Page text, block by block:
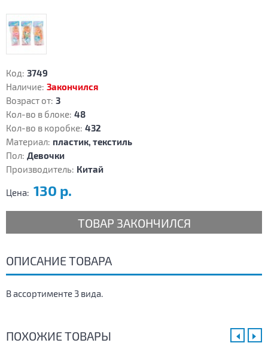
Код: 3749
Наличие: Закончился
Возраст от: 3
Кол-во в блоке: 48
Кол-во в коробке: 432
Материал: пластик, текстиль
Пол: Девочки
Производитель: Китай
Цена: 130 р.
ТОВАР ЗАКОНЧИЛСЯ
ОПИСАНИЕ ТОВАРА
В ассортименте 3 вида.
ПОХОЖИЕ ТОВАРЫ